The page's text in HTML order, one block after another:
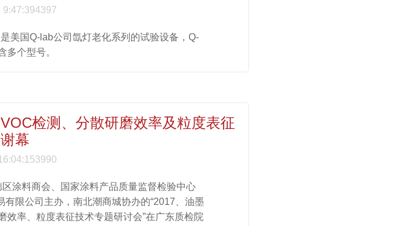
9:47:394397
美国Q-lab公司氙灯老化系列的试验设备，Q-
多个型号。
检测、分散研磨效率及粒度表征
幕
涂料商会、国家涂料产品质量监督检验中心
有限公司主办，南北潮商城协办的“2017、油墨
效率、粒度表征技术专题研讨会”在广东质检院